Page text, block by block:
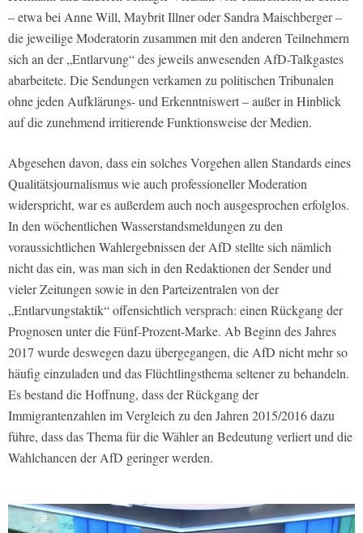
– etwa bei Anne Will, Maybrit Illner oder Sandra Maischberger –
die jeweilige Moderatorin zusammen mit den anderen Teilnehmern
sich an der „Entlarvung“ des jeweils anwesenden AfD-Talkgastes
abarbeitete. Die Sendungen verkamen zu politischen Tribunalen
ohne jeden Aufklärungs- und Erkenntniswert – außer in Hinblick
auf die zunehmend irritierende Funktionsweise der Medien.
Abgesehen davon, dass ein solches Vorgehen allen Standards eines
Qualitätsjournalismus wie auch professioneller Moderation
widerspricht, war es außerdem auch noch ausgesprochen erfolglos.
In den wöchentlichen Wasserstandsmeldungen zu den
voraussichtlichen Wahlergebnissen der AfD stellte sich nämlich
nicht das ein, was man sich in den Redaktionen der Sender und
vieler Zeitungen sowie in den Parteizentralen von der
„Entlarvungstaktik“ offensichtlich versprach: einen Rückgang der
Prognosen unter die Fünf-Prozent-Marke. Ab Beginn des Jahres
2017 wurde deswegen dazu übergegangen, die AfD nicht mehr so
häufig einzuladen und das Flüchtlingsthema seltener zu behandeln.
Es bestand die Hoffnung, dass der Rückgang der
Immigrantenzahlen im Vergleich zu den Jahren 2015/2016 dazu
führe, dass das Thema für die Wähler an Bedeutung verliert und die
Wahlchancen der AfD geringer werden.